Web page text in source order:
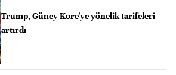
Trump, Güney Kore'ye yönelik tarifeleri
artırdı